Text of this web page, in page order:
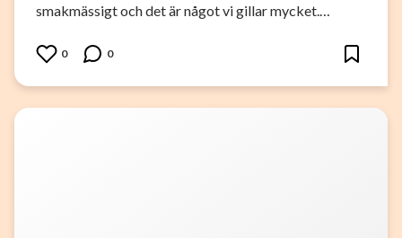
smakmässigt och det är något vi gillar mycket.…
0 0